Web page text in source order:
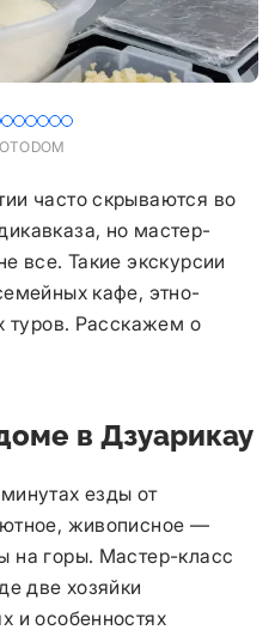
часто скрываются во
но мастер-
все. Такие экскурсии
кафе, этно-
туров. Расскажем о
в Дзуарикау
езды от
живописное —
на горы. Мастер-класс
две хозяйки
и особенностях